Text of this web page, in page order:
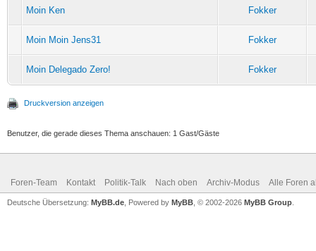
Moin Ken Fokker
Moin Moin Jens31 Fokker
Moin Delegado Zero! Fokker
Druckversion anzeigen
Benutzer, die gerade dieses Thema anschauen: 1 Gast/Gäste
Foren-Team Kontakt Politik-Talk Nach oben Archiv-Modus Alle Foren
Deutsche Übersetzung: MyBB.de , Powered by MyBB , © 2002-2026 MyBB Group